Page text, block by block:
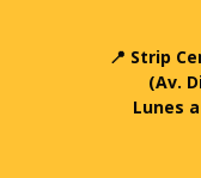
📍 Strip
(Av.
Lunes